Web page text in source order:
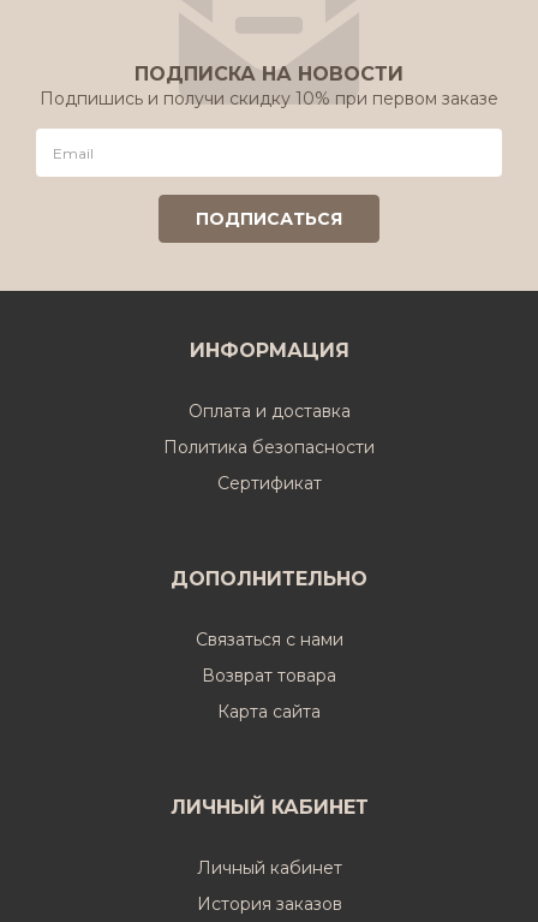
ПОДПИСКА НА НОВОСТИ
Подпишись и получи скидку 10% при первом заказе
ИНФОРМАЦИЯ
Оплата и доставка
Политика безопасности
Cертификат
ДОПОЛНИТЕЛЬНО
Связаться с нами
Возврат товара
Карта сайта
ЛИЧНЫЙ КАБИНЕТ
Личный кабинет
История заказов